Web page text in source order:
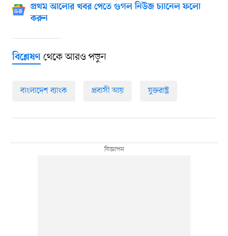
প্রথম আলোর খবর পেতে গুগল নিউজ চ্যানেল ফলো
করুন
বিশ্লেষণথেকে আরও পড়ুন
বাংলাদেশ ব্যাংক প্রবাসী আয় যুক্তরাষ্ট্র